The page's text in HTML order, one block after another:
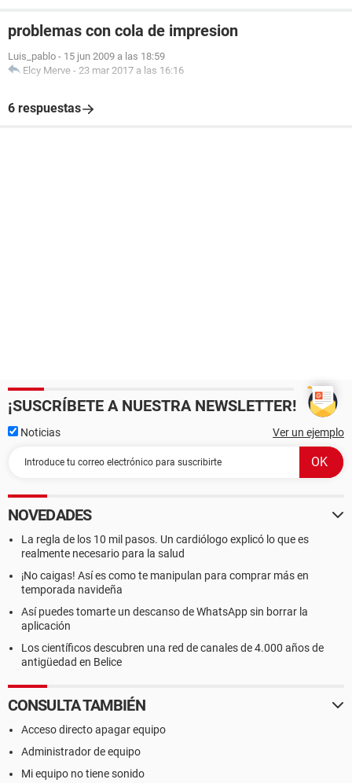
problemas con cola de impresion
Luis_pablo - 15 jun 2009 a las 18:59
Elcy Merve - 23 mar 2017 a las 16:16
6 respuestas
¡SUSCRÍBETE A NUESTRA NEWSLETTER!
Noticias Ver un ejemplo
NOVEDADES
La regla de los 10 mil pasos. Un cardiólogo explicó lo que es
realmente necesario para la salud
¡No caigas! Así es como te manipulan para comprar más en
temporada navideña
Así puedes tomarte un descanso de WhatsApp sin borrar la
aplicación
Los científicos descubren una red de canales de 4.000 años de
antigüedad en Belice
CONSULTA TAMBIÉN
Acceso directo apagar equipo
Administrador de equipo
Mi equipo no tiene sonido